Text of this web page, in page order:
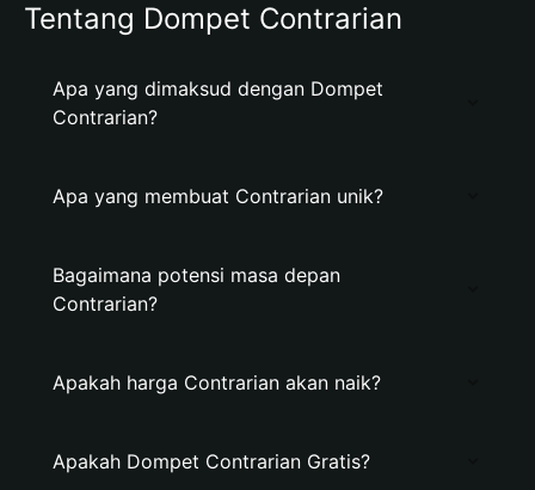
Tentang Dompet Contrarian
Apa yang dimaksud dengan Dompet
Contrarian?
Apa yang membuat Contrarian unik?
Bagaimana potensi masa depan
Contrarian?
Apakah harga Contrarian akan naik?
Apakah Dompet Contrarian Gratis?